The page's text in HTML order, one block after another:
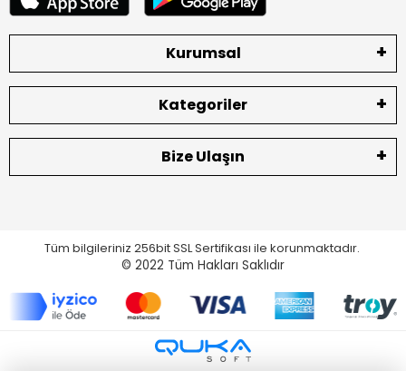
Kurumsal
Kategoriler
Bize Ulaşın
Tüm bilgileriniz 256bit SSL Sertifikası ile korunmaktadır.
© 2022 Tüm Hakları Saklıdır